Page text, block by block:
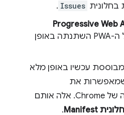
בחלונית Issues
.
. הקטגוריה של ה-PWA השתנתה באופן
מבוססת עכשיו באופן מלא
שמאפשרות את
הקריטריונים להתקנה של Chrome. אלה אותם
חלונית Manifest
.